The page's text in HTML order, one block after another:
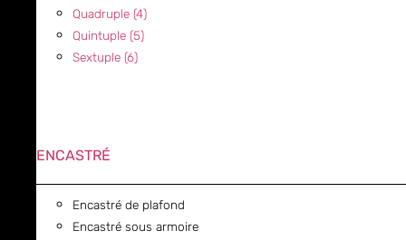
Quadruple (4)
Quintuple (5)
Sextuple (6)
ENCASTRÉ
Encastré de plafond
Encastré sous armoire